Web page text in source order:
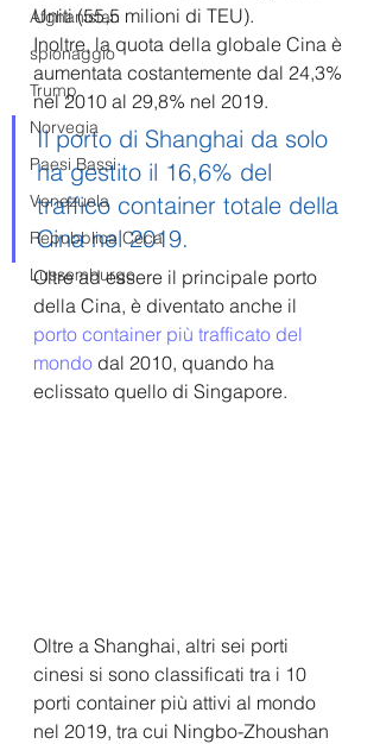
Afghanistan
spionaggio
Trump
Norvegia
Paesi Bassi
Venezuela
Repubblica Ceca
Lussemburgo
Uniti (55,5 milioni di TEU).
Inoltre, la quota della globale Cina è
aumentata costantemente dal 24,3%
nel 2010 al 29,8% nel 2019.
Il porto di Shanghai da solo
ha gestito il 16,6% del
traffico container totale della
Cina nel 2019.
Oltre ad essere il principale porto
della Cina, è diventato anche il
porto container più trafficato del
mondo dal 2010, quando ha
eclissato quello di Singapore.
Oltre a Shanghai, altri sei porti
cinesi si sono classificati tra i 10
porti container più attivi al mondo
nel 2019, tra cui Ningbo-Zhoushan